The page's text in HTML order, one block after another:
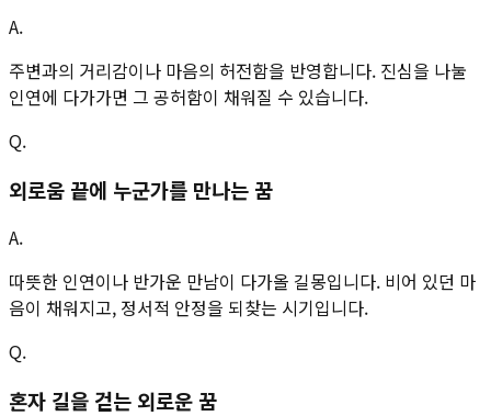
A.
주변과의 거리감이나 마음의 허전함을 반영합니다. 진심을 나눌
인연에 다가가면 그 공허함이 채워질 수 있습니다.
Q.
외로움 끝에 누군가를 만나는 꿈
A.
따뜻한 인연이나 반가운 만남이 다가올 길몽입니다. 비어 있던 마
음이 채워지고, 정서적 안정을 되찾는 시기입니다.
Q.
혼자 길을 걷는 외로운 꿈